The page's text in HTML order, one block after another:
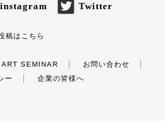
instagram Twitter
稿はこちら
SEMINAR
お問い合わせ
ー
企業の皆様へ